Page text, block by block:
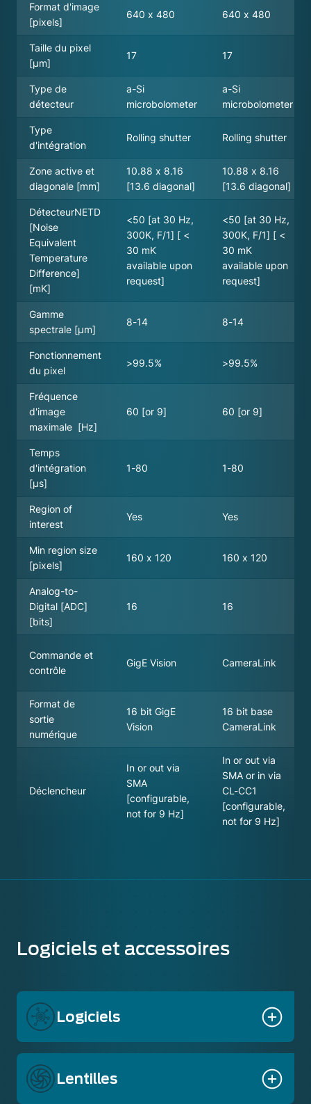
Format d'image
[pixels]
640 x 480 640 x 480
Taille du pixel
[µm]
17 17
Type de
détecteur
a-Si
microbolometer
a-Si
microbolometer
Type
d'intégration
Rolling shutter Rolling shutter
Zone active et
diagonale [mm]
10.88 x 8.16
[13.6 diagonal]
10.88 x 8.16
[13.6 diagonal]
DétecteurNETD
[Noise
Equivalent
Temperature
Difference]
[mK]
<50 [at 30 Hz,
300K, F/1] [ <
30 mK
available upon
request]
<50 [at 30 Hz,
300K, F/1] [ <
30 mK
available upon
request]
Gamme
spectrale [µm]
8-14 8-14
Fonctionnement
du pixel
>99.5% >99.5%
Fréquence
d'image
maximale [Hz]
60 [or 9] 60 [or 9]
Temps
d'intégration
[µs]
1-80 1-80
Region of
interest
Yes Yes
Min region size
[pixels]
160 x 120 160 x 120
Analog-to-
Digital [ADC]
[bits]
16 16
Commande et
contrôle
GigE Vision CameraLink
Format de
sortie
numérique
16 bit GigE
Vision
16 bit base
CameraLink
Déclencheur
In or out via
SMA
[configurable,
not for 9 Hz]
In or out via
SMA or in via
CL-CC1
[configurable,
not for 9 Hz]
Logiciels et accessoires
Logiciels
Le logiciel IR n'est pas inclus pour les
versions 16bitDV et BT.656
Lentilles